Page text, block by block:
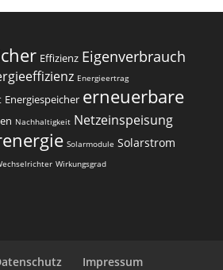
Effizienz Eigenverbrauch
Energieertrag
Energiespeicher erneuerbare
Nachhaltigkeit Netzeinspeisung
Solarmodule Solarstrom
Wirkungsgrad
Impressum